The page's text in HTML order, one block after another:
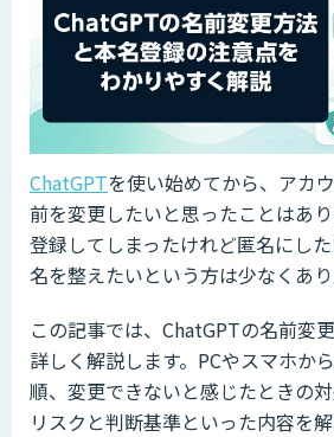
ChatGPTを使い始めてから、アカ
前を変更したいと思ったことはあ
登録してしまったけれど匿名にし
名を整えたいという方は少なくあり
この記事では、ChatGPTの名前変
詳しく解説します。PCやスマホか
順、変更できないと感じたときの
リスクと判断基準といった内容を解